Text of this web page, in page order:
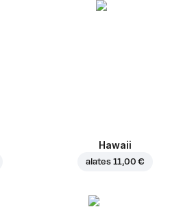
Hawaii
alates 11,00 €